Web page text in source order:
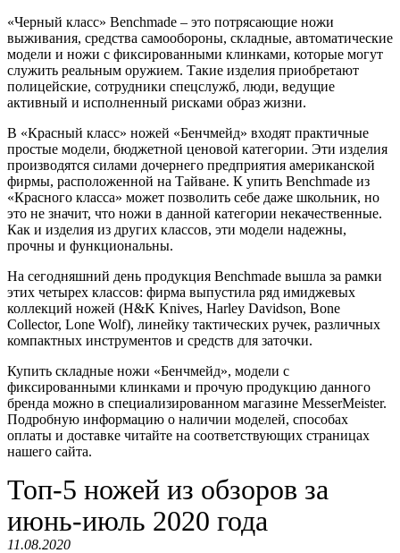
«Черный класс» Benchmade – это потрясающие ножи
выживания, средства самообороны, складные, автоматические
модели и ножи с фиксированными клинками, которые могут
служить реальным оружием. Такие изделия приобретают
полицейские, сотрудники спецслужб, люди, ведущие
активный и исполненный рисками образ жизни.
В «Красный класс» ножей «Бенчмейд» входят практичные
простые модели, бюджетной ценовой категории. Эти изделия
производятся силами дочернего предприятия американской
фирмы, расположенной на Тайване. К упить Benchmade из
«Красного класса» может позволить себе даже школьник, но
это не значит, что ножи в данной категории некачественные.
Как и изделия из других классов, эти модели надежны,
прочны и функциональны.
На сегодняшний день продукция Benchmade вышла за рамки
этих четырех классов: фирма выпустила ряд имиджевых
коллекций ножей (H&K Knives, Harley Davidson, Bone
Collector, Lone Wolf), линейку тактических ручек, различных
компактных инструментов и средств для заточки.
Купить складные ножи «Бенчмейд», модели с
фиксированными клинками и прочую продукцию данного
бренда можно в специализированном магазине MesserMeister.
Подробную информацию о наличии моделей, способах
оплаты и доставке читайте на соответствующих страницах
нашего сайта.
Топ-5 ножей из обзоров за
июнь-июль 2020 года
11.08.2020